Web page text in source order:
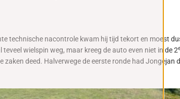
technische nacontrole kwam hij tijd tekort en moest
wielspin weg, maar kreeg de auto even niet in de 2
deed. Halverwege de eerste ronde had Jongejan